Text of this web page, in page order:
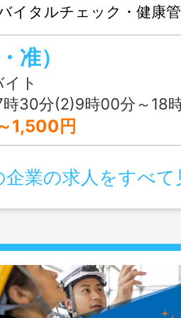
タルチェック・健康管
腔ケア・ 褥瘡処置・
り 変更範囲：変更な
准）
ト
時30分(2)9時00分～18
1,500円
企業の求人をすべて